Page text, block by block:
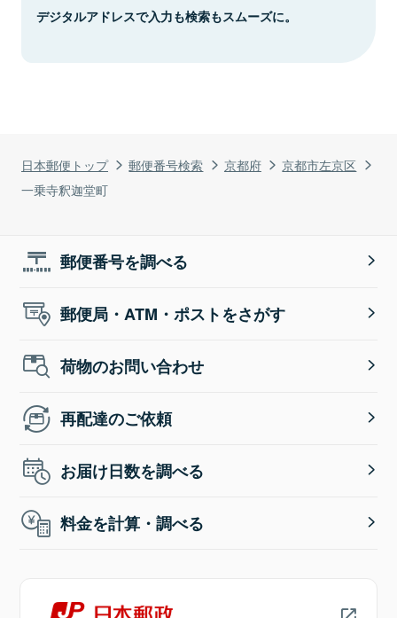
日本郵便トップ 郵便番号検索 京都府
京都市左京区
一乗寺釈迦堂町
デジタルアドレスで入力も検索もスムーズに。
郵便番号を調べる
郵便局・ATM・ポストをさがす
荷物のお問い合わせ
再配達のご依頼
お届け日数を調べる
料金を計算・調べる